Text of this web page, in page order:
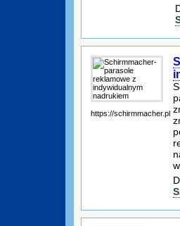
https://schirmmacher.pl